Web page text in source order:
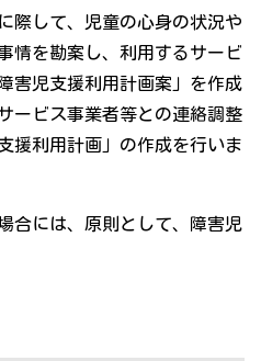
際して、児童の心身の状況や
情を勘案し、利用するサービ
害児支援利用計画案」を作成
ービス事業者等との連絡調整
援利用計画」の作成を行いま
合には、原則として、障害児